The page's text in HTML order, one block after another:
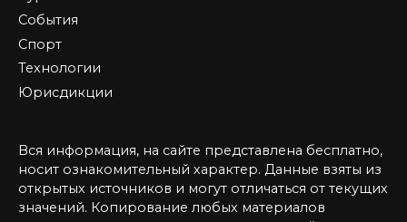
События
Спорт
Технологии
Юрисдикции
Вся информация, на сайте представлена бесплатно,
носит ознакомительный характер. Данные взяты из
открытых источников и могут отличаться от текущих
значений. Копирование любых материалов